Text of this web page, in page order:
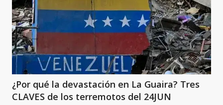
¿Por qué la devastación en La Guaira? Tres
CLAVES de los terremotos del 24JUN